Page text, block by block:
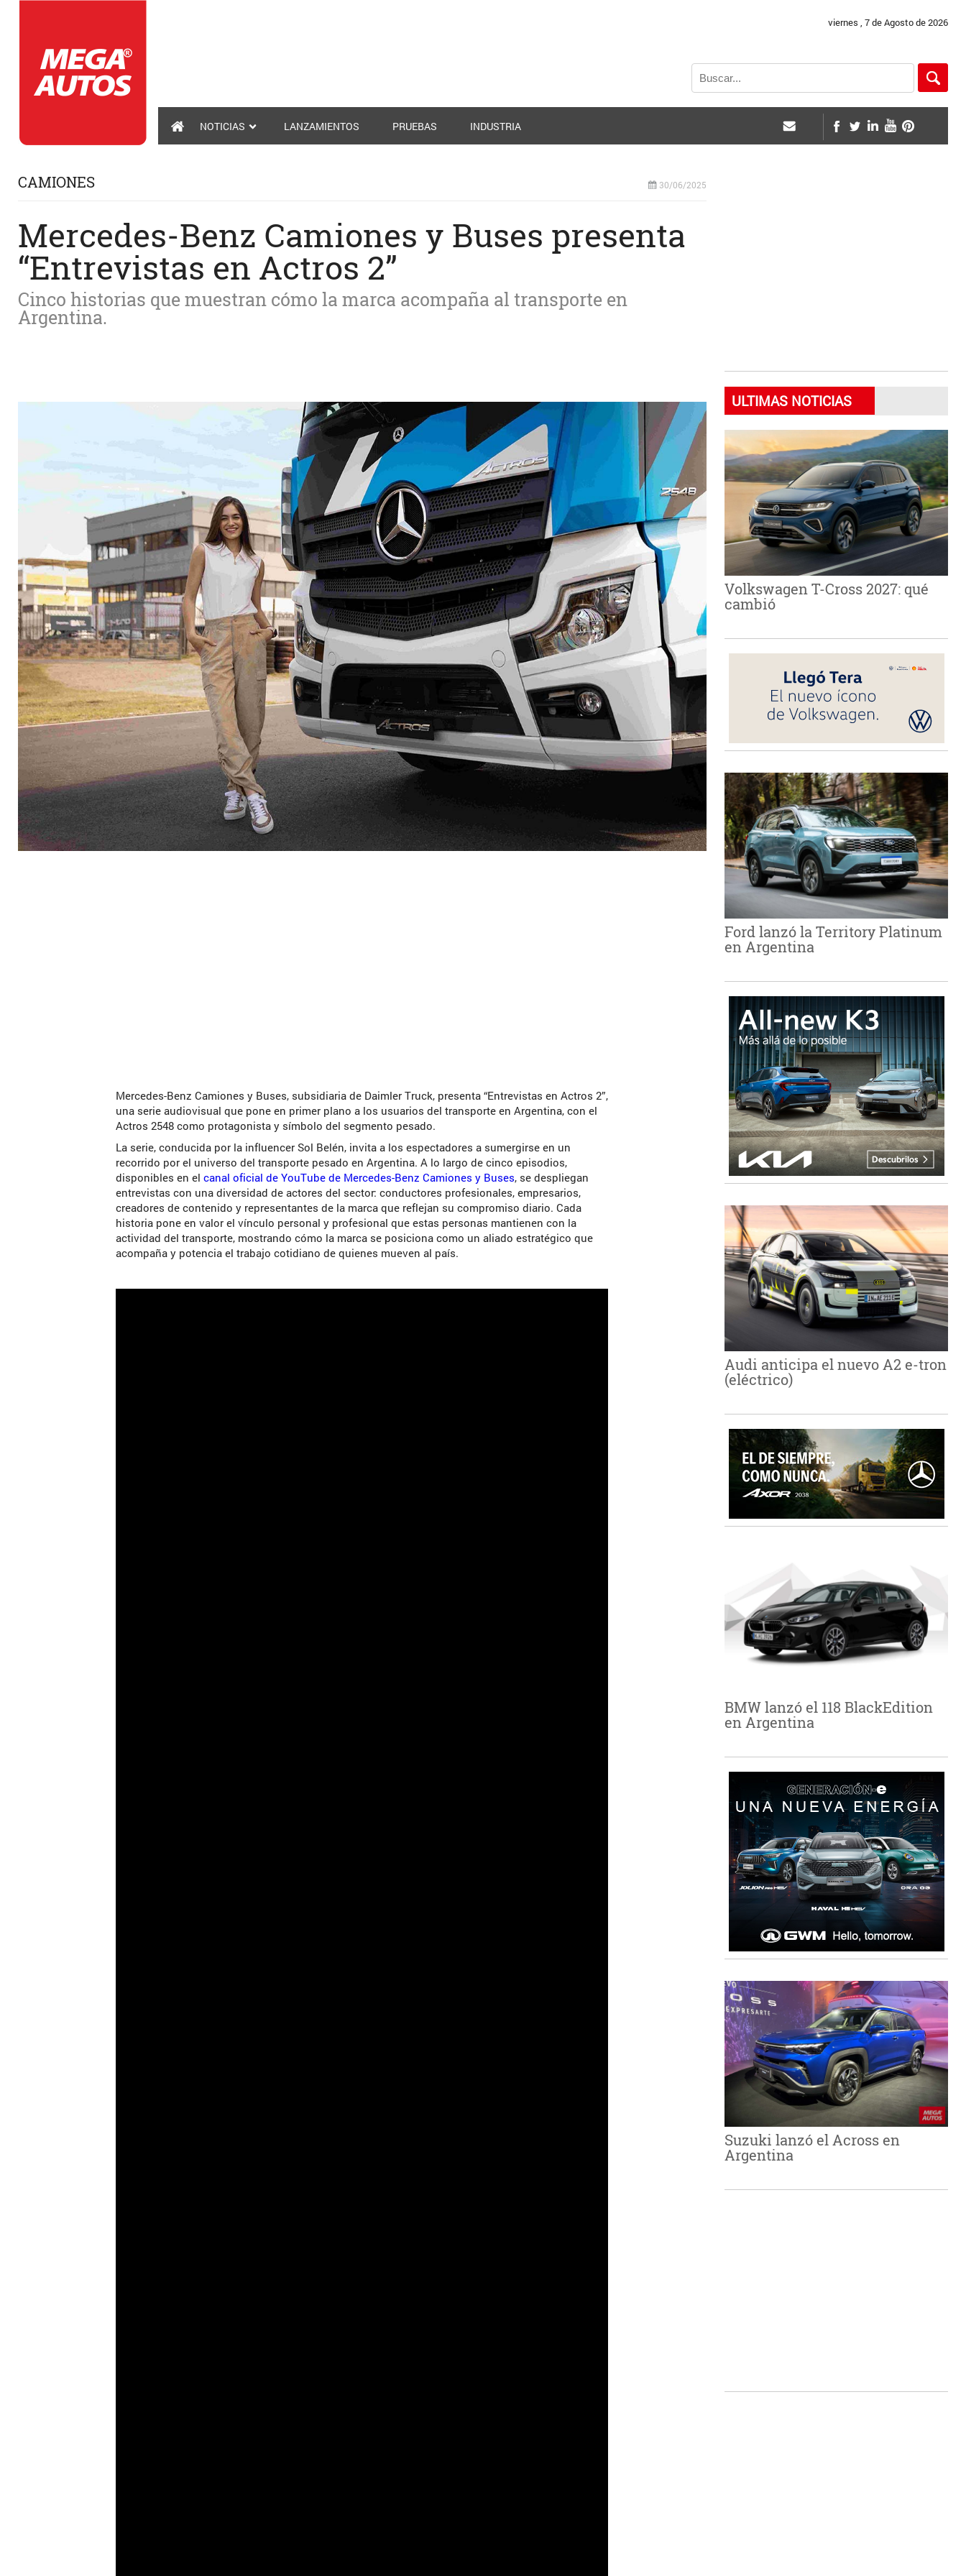
viernes , 7 de Agosto de 2026
NOTICIAS LANZAMIENTOS PRUEBAS INDUSTRIA
CAMIONES 30/06/2025
Mercedes-Benz Camiones y Buses presenta
“Entrevistas en Actros 2”
Cinco historias que muestran cómo la marca acompaña al transporte en
Argentina.
Mercedes-Benz Camiones y Buses, subsidiaria de Daimler Truck, presenta “Entrevistas en Actros 2”,
una serie audiovisual que pone en primer plano a los usuarios del transporte en Argentina, con el
Actros 2548 como protagonista y símbolo del segmento pesado.
La serie, conducida por la influencer Sol Belén, invita a los espectadores a sumergirse en un
recorrido por el universo del transporte pesado en Argentina. A lo largo de cinco episodios,
disponibles en elcanal oficial de YouTube de Mercedes-Benz Camiones y Buses, se despliegan
entrevistas con una diversidad de actores del sector: conductores profesionales, empresarios,
creadores de contenido y representantes de la marca que reflejan su compromiso diario. Cada
historia pone en valor el vínculo personal y profesional que estas personas mantienen con la
actividad del transporte, mostrando cómo la marca se posiciona como un aliado estratégico que
acompaña y potencia el trabajo cotidiano de quienes mueven al país.
ULTIMAS NOTICIAS
Volkswagen T-Cross 2027: qué
cambió
Ford lanzó la Territory Platinum
en Argentina
Audi anticipa el nuevo A2 e-tron
(eléctrico)
BMW lanzó el 118 BlackEdition
en Argentina
Suzuki lanzó el Across en
Argentina